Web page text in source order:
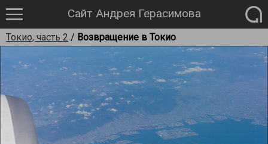
Сайт Андрея Герасимова
Токио, часть 2 / Возвращение в Токио